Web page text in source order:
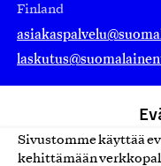
Sivustomme käyttää
kehittämään
Finland
Avainlippu